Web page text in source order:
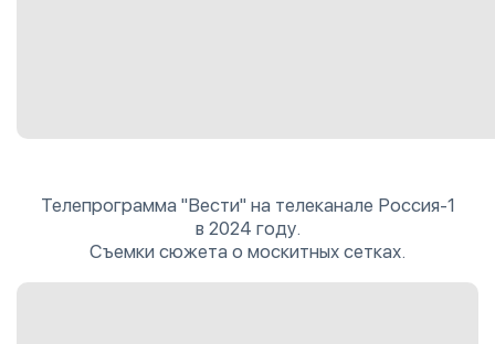
Телепрограмма "Вести" на телеканале Россия-1
в 2024 году.
Съемки сюжета о москитных сетках.